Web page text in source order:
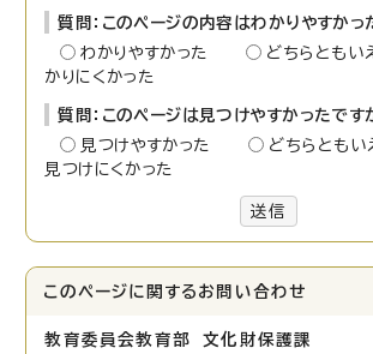
質問：このページの内容はわかりやすかっ
わかりやすかった
どちらとも
かりにくかった
質問：このページは見つけやすかったです
見つけやすかった
どちらとも
見つけにくかった
送信
このページに関する お問い合わせ
教育委員会教育部 文化財保護課